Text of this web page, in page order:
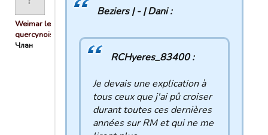
Weimar le
quercynois
Члан
Beziers | - | Dani :
RCHyeres_83400 :
Je devais une explication à
tous ceux que j'ai pû croiser
durant toutes ces dernières
années sur RM et qui ne me